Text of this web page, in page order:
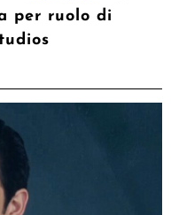
per ruolo di